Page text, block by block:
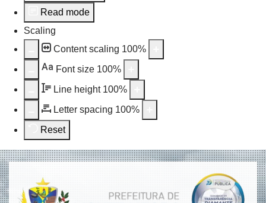
Read mode
Scaling
Content scaling 100%
Aa Font size 100%
Line height 100%
Letter spacing 100%
Reset